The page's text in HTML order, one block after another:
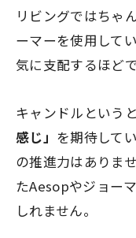
リビングではちゃ
ーマーを使用して
気に支配するほど
キャンドルという
感じ」 を期待して
の推進力はありま
たAesopやジョー
しれません。